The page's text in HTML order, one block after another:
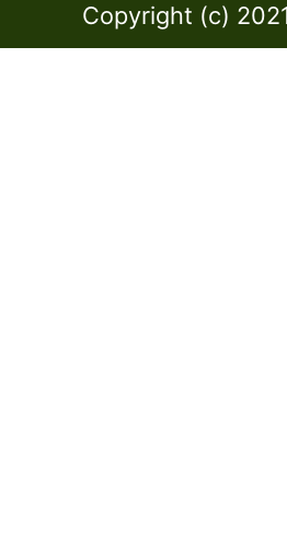
Copyright (c)